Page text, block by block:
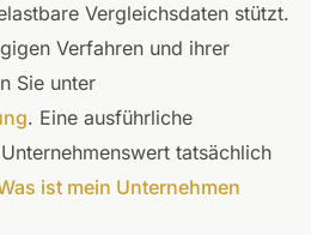
Vergleichsdaten stützt.
Verfahren und ihrer
Sie unter
. Eine ausführliche
tatsächlich
ist mein Unternehmen